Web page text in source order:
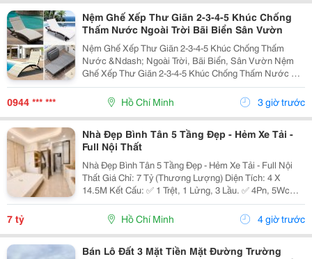
Nệm Ghế Xếp Thư Giãn 2-3-4-5 Khúc Chống
Thấm Nước Ngoài Trời Bãi Biển Sân Vườn
Nệm Ghế Xếp Thư Giãn 2-3-4-5 Khúc Chống Thấm
Nước &Ndash; Ngoài Trời, Bãi Biển, Sân Vườn Nệm
Ghế Xếp Thư Giãn 2-3-4-5 Khúc Chống Thấm Nước Có
Nhiều Mẫu, Kích Thước, Màu Sắc Và Chất Liệu Phù
Hợp Nhu Cầu Lựa Chọn. Sản Phẩm Hoàn Thiện Tỉ Mỉ,
Bền Đẹp,...
0944 *** *** Hồ Chí Minh 3 giờ trước
Nhà Đẹp Bình Tân 5 Tầng Đẹp - Hẻm Xe Tải -
Full Nội Thất
Nhà Đẹp Bình Tân 5 Tầng Đẹp - Hẻm Xe Tải - Full Nội
Thất Giá Chỉ: 7 Tỷ (Thương Lượng) Diện Tích: 4 X
14.5M Kết Cấu: ✅ 1 Trệt, 1 Lửng, 3 Lầu. ✅ 4Pn, 5Wc
(Có Thể Bố Trí 6Pn). ✅ Phòng Thờ, Phòng Giặt, Sân
Thượng. Hẻm Xe Tải, Gần Mặt Tiền, Thuận...
7 tỷ Hồ Chí Minh 4 giờ trước
Bán Lô Đất 3 Mặt Tiền Mặt Đường Trường